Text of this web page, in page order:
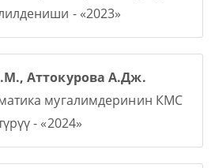
- «2023»
Аттокурова А.Дж.
мугалимдеринин КМС
- «2024»